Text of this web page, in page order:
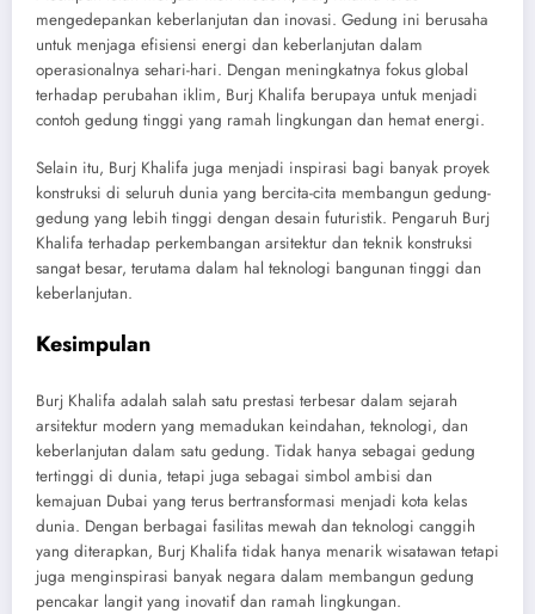
mengedepankan keberlanjutan dan inovasi. Gedung ini berusaha
untuk menjaga efisiensi energi dan keberlanjutan dalam
operasionalnya sehari-hari. Dengan meningkatnya fokus global
terhadap perubahan iklim, Burj Khalifa berupaya untuk menjadi
contoh gedung tinggi yang ramah lingkungan dan hemat energi.
Selain itu, Burj Khalifa juga menjadi inspirasi bagi banyak proyek
konstruksi di seluruh dunia yang bercita-cita membangun gedung-
gedung yang lebih tinggi dengan desain futuristik. Pengaruh Burj
Khalifa terhadap perkembangan arsitektur dan teknik konstruksi
sangat besar, terutama dalam hal teknologi bangunan tinggi dan
keberlanjutan.
Kesimpulan
Burj Khalifa adalah salah satu prestasi terbesar dalam sejarah
arsitektur modern yang memadukan keindahan, teknologi, dan
keberlanjutan dalam satu gedung. Tidak hanya sebagai gedung
tertinggi di dunia, tetapi juga sebagai simbol ambisi dan
kemajuan Dubai yang terus bertransformasi menjadi kota kelas
dunia. Dengan berbagai fasilitas mewah dan teknologi canggih
yang diterapkan, Burj Khalifa tidak hanya menarik wisatawan tetapi
juga menginspirasi banyak negara dalam membangun gedung
pencakar langit yang inovatif dan ramah lingkungan.